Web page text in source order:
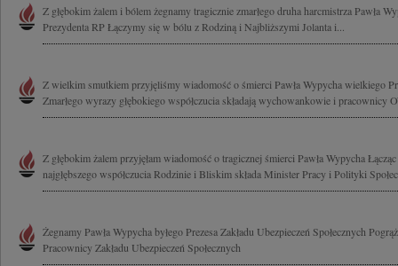
Z głębokim żalem i bólem żegnamy tragicznie zmarłego druha harcmistrza Pawła
Prezydenta RP Łączymy się w bólu z Rodziną i Najbliższymi Jolanta i...
Z wielkim smutkiem przyjęliśmy wiadomość o śmierci Pawła Wypycha wielkiego
Zmarłego wyrazy głębokiego współczucia składają wychowankowie i pracownicy
Z głębokim żalem przyjęłam wiadomość o tragicznej śmierci Pawła Wypycha
najgłębszego współczucia Rodzinie i Bliskim składa Minister Pracy i Polityki
Żegnamy Pawła Wypycha byłego Prezesa Zakładu Ubezpieczeń Społecznych
Pracownicy Zakładu Ubezpieczeń Społecznych